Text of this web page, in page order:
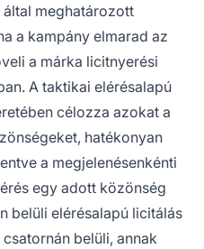
meghatározott
a kampány elmarad az
a márka licitnyerési
A taktikai elérésalapú
célozza azokat a
hatékonyan
a megjelenésenkénti
egy adott közönség
belüli elérésalapú licitálás
belüli, annak